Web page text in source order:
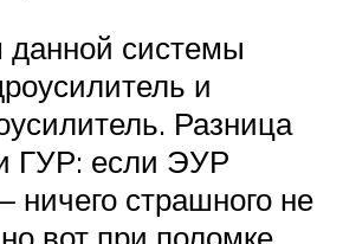
данной системы
и
Разница
ГУР: если ЭУР
страшного не